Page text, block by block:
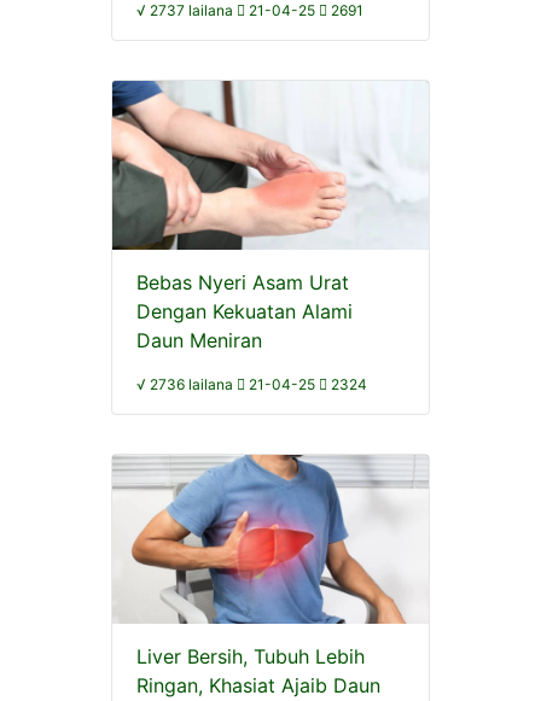
√ 2737 lailana 21-04-25 2691
Bebas Nyeri Asam Urat
Dengan Kekuatan Alami
Daun Meniran
√ 2736 lailana 21-04-25 2324
Liver Bersih, Tubuh Lebih
Ringan, Khasiat Ajaib Daun